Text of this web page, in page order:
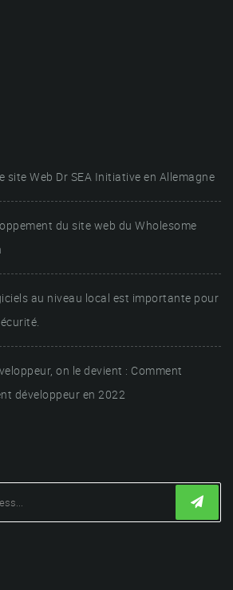
site Web Dr SEA Initiative en Allemagne
du site web du Wholesome
au niveau local est importante pour
on le devient : Comment
développeur en 2022